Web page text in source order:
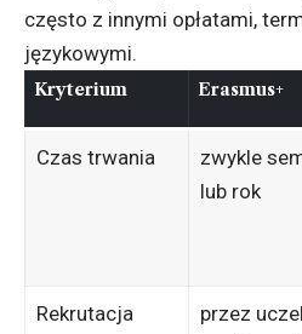
często z innymi opłatami,
językowymi.
Kryterium Erasmus+
Czas trwania
zwykle
lub rok
Rekrutacja
przez